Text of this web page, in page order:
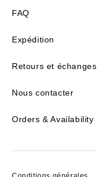
FAQ
Expédition
Retours et échanges
Nous contacter
Orders & Availability